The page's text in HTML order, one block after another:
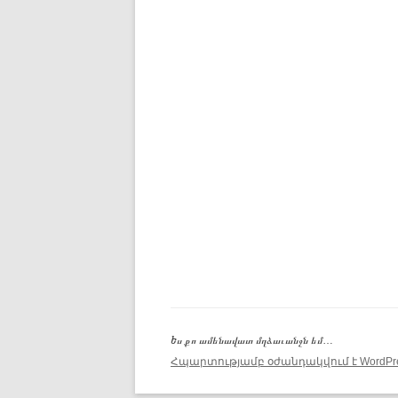
Ես քո ամենավատ մղձաւանջն եմ…
Հպարտությամբ օժանդակվում է